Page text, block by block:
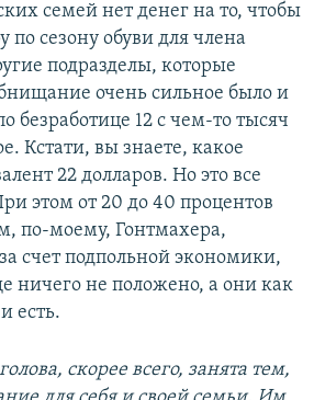
семей нет денег на то, чтобы
по сезону обуви для члена
подразделы, которые
очень сильное было и
безработице 12 с чем-то тысяч
Кстати, вы знаете, какое
22 долларов. Но это все
этом от 20 до 40 процентов
по-моему, Гонтмахера,
счет подпольной экономики,
ничего не положено, а они как
есть.
скорее всего, занята тем,